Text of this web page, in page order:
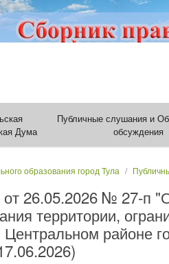
Дума
Публичные слушания и
обсуждения
образования город Тула
от 26.05.2026 № 27-п
территории,
районе